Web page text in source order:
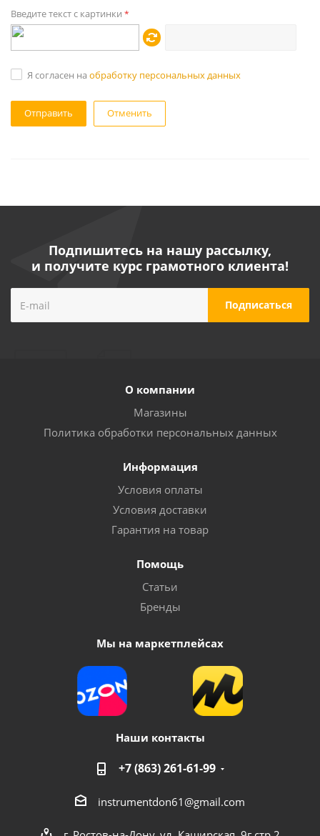
Введите текст с картинки *
Я согласен на обработку персональных данных
Отменить
Подпишитесь на нашу рассылку,
и получите курс грамотного клиента!
О компании
Магазины
Политика обработки персональных данных
Информация
Условия оплаты
Условия доставки
Гарантия на товар
Помощь
Статьи
Бренды
Мы на маркетплейсах
Наши контакты
+7 (863) 261-61-99
instrumentdon61@gmail.com